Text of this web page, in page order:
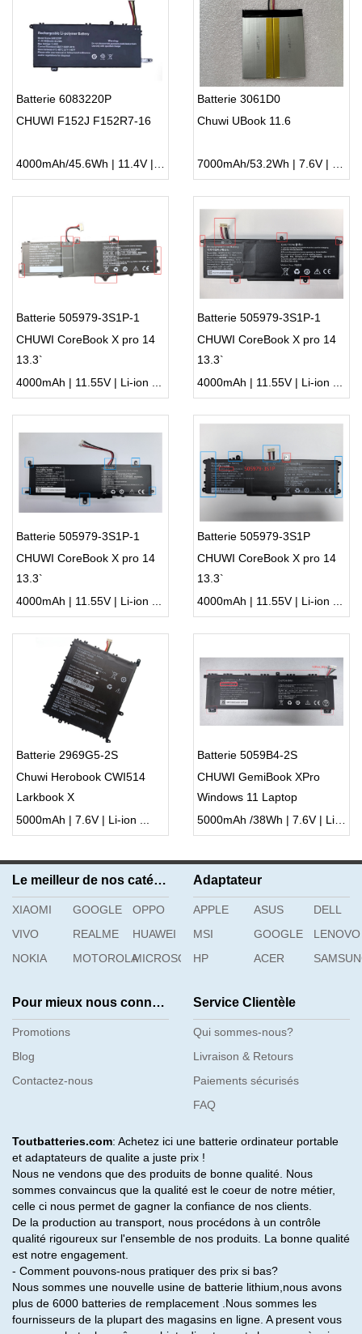
Batterie 6083220P
CHUWI F152J F152R7-16
4000mAh/45.6Wh | 11.4V | Li-ion ...
Batterie 3061D0
Chuwi UBook 11.6
7000mAh/53.2Wh | 7.6V | Li-ion ...
Batterie 505979-3S1P-1
CHUWI CoreBook X pro 14
13.3`
4000mAh | 11.55V | Li-ion ...
Batterie 505979-3S1P-1
CHUWI CoreBook X pro 14
13.3`
4000mAh | 11.55V | Li-ion ...
Batterie 505979-3S1P-1
CHUWI CoreBook X pro 14
13.3`
4000mAh | 11.55V | Li-ion ...
Batterie 505979-3S1P
CHUWI CoreBook X pro 14
13.3`
4000mAh | 11.55V | Li-ion ...
Batterie 2969G5-2S
Chuwi Herobook CWI514
Larkbook X
5000mAh | 7.6V | Li-ion ...
Batterie 5059B4-2S
CHUWI GemiBook XPro
Windows 11 Laptop
5000mAh /38Wh | 7.6V | Li-ion ...
Le meilleur de nos catégories
XIAOMI GOOGLE
OPPO
VIVO
REALME
HUAWEI
NOKIA
MOTOROLAMICROSOFT
Adaptateur
APPLE ASUS
DELL
MSI
GOOGLE
LENOVO
HP
ACER
Pour mieux nous connaître
Promotions
Blog
Contactez-nous
Service Clientèle
Qui sommes-nous?
Livraison & Retours
Paiements sécurisés
FAQ
Toutbatteries.com: Achetez ici une batterie ordinateur portable
et adaptateurs de qualite a juste prix !
Nous ne vendons que des produits de bonne qualité. Nous
sommes convaincus que la qualité est le coeur de notre métier,
celle ci nous permet de gagner la confiance de nos clients.
De la production au transport, nous procédons à un contrôle
qualité rigoureux sur l'ensemble de nos produits. La bonne qualité
est notre engagement.
- Comment pouvons-nous pratiquer des prix si bas?
Nous sommes une nouvelle usine de batterie lithium,nous avons
plus de 6000 batteries de remplacement .Nous sommes les
fournisseurs de la plupart des magasins en ligne. A present vous